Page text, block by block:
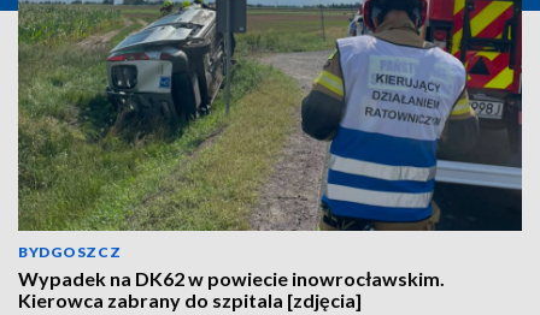
BYDGOSZCZ
Wypadek na DK62 w powiecie inowrocławskim.
Kierowca zabrany do szpitala [zdjęcia]